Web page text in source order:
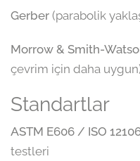
Gerber (parabolik
Morrow & Smith-
çevrim için daha
Standartlar
ASTM E606 / ISO
testleri